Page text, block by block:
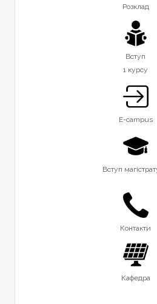
Розклад
Вступ
1 курсу
E-campus
Вступ
Контакти
Кафедра